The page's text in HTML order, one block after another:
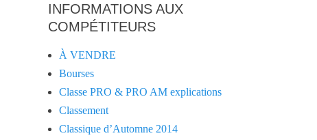
INFORMATIONS AUX
COMPÉTITEURS
À VENDRE
Bourses
Classe PRO & PRO AM explications
Classement
Classique d’Automne 2014